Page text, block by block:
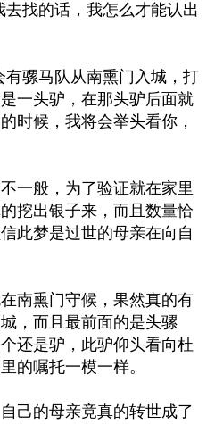
去找的话，我怎么才能认出
有骡马队从南熏门入城，打
一头驴，在那头驴后面就
时候，我将会举头看你，
一般，为了验证就在家里
挖出银子来，而且数量恰
此梦是过世的母亲在向自
南熏门守候，果然真的有
，而且最前面的是头骡
还是驴，此驴仰头看向杜
的嘱托一模一样。
己的母亲竟真的转世成了